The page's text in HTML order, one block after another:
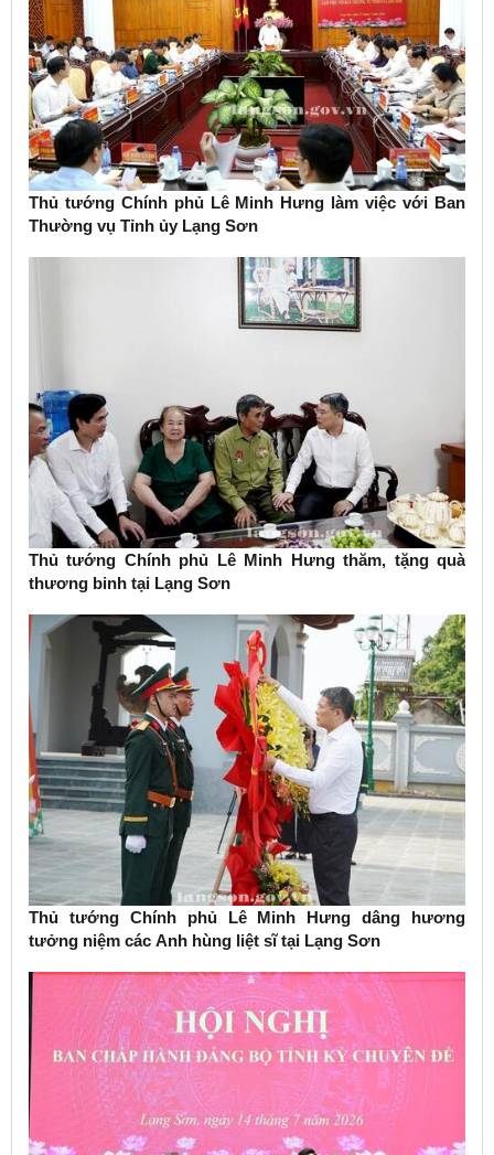
Thủ tướng Chính phủ Lê Minh Hưng làm việc với Ban
Thường vụ Tỉnh ủy Lạng Sơn
Thủ tướng Chính phủ Lê Minh Hưng thăm, tặng quà
thương binh tại Lạng Sơn
Thủ tướng Chính phủ Lê Minh Hưng dâng hương
tưởng niệm các Anh hùng liệt sĩ tại Lạng Sơn